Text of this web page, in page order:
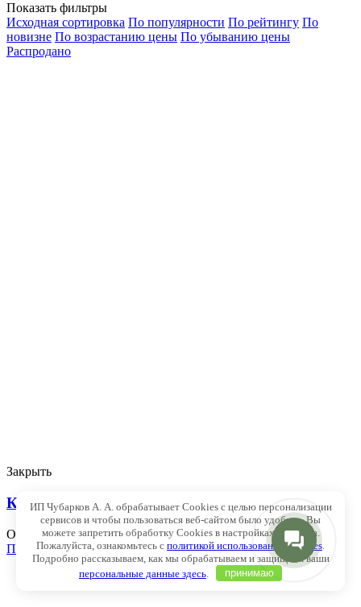
Показать фильтры
Исходная сортировка По популярности По рейтингу По
новизне По возрастанию цены По убыванию цены
Распродано
Закрыть
Кедровый стланик Glauca
Оценка0из 5
Подробнее
ИП Чубарков А. А. обрабатывает Cookies с целью персонализации
сервисов и чтобы пользоваться веб-сайтом было удобнее. Вы
можете запретить обработку Cookies в настройках браузера.
Пожалуйста, ознакомьтесь с политикой использования Cookies
Подробно рассказываем, как мы обрабатываем и защищаем ваши
персональные данные здесь. принимаю